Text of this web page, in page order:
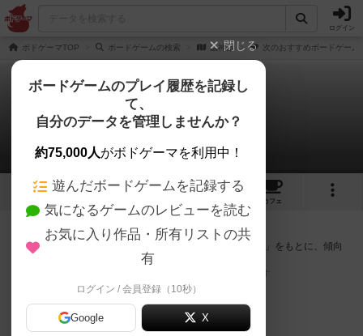
ログイン
ボドゲーマTOP ボードゲームの検索 蟲神器 次のおすすめボードゲーム
蟲神器
次のおすすめボードゲーム
3 2 2
カフェ
『蟲神器』が好きな方へのおすすめ
このゲームのトップページで投票された「プレイ感の評価」をもとに、傾向
が近いボードゲームをランキング形式で紹介します。
閉じる
ボードゲームのプレイ履歴を記録し
て、
自分のデータを管理しませんか？
約75,000人がボドゲーマを利用中！
遊んだボードゲームを記録する
気になるゲームのレビューを読む
お気に入り作品・所有リストの共
有
ログイン / 会員登録（10秒）
Google X